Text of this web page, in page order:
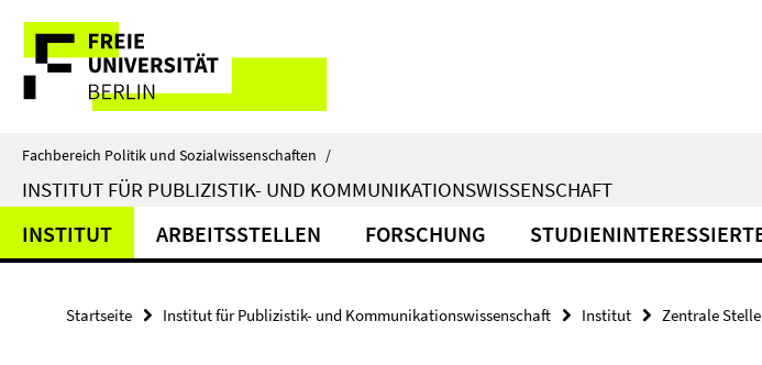
direkt
Inhalt
Service-
Navigation
Fachbereich Politik und Sozialwissenschaften /
INSTITUT FÜR PUBLIZISTIK- UND KOMMUNIKATIONSWISSENSCHAFT
INSTITUT ARBEITSSTELLEN FORSCHUNG
Startseite Institut für Publizistik- und Kommunikationswissenschaft Institut Zentrale